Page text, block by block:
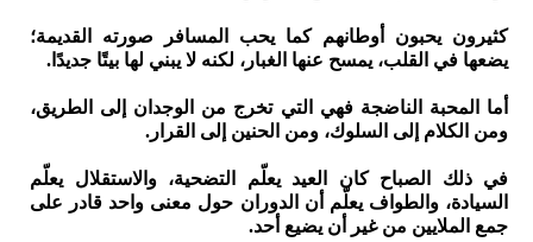
كثيرون يحبون أوطانهم كما يحب المسافر صورته القديمة؛
يضعها في القلب، يمسح عنها الغبار، لكنه لا يبني لها بيتًا جديدًا.
أما المحبة الناضجة فهي التي تخرج من الوجدان إلى الطريق،
ومن الكلام إلى السلوك، ومن الحنين إلى القرار.
في ذلك الصباح كان العيد يعلّم التضحية، والاستقلال يعلّم
السيادة، والطواف يعلّم أن الدوران حول معنى واحد قادر على
جمع الملايين من غير أن يضيع أحد.